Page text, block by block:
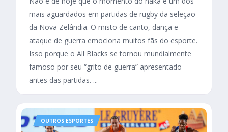
mais aguardados em partidas de rugby da seleção
da Nova Zelândia. O misto de canto, dança e
ataque de guerra emociona muitos fãs do esporte.
Isso porque o All Blacks se tornou mundialmente
famoso por seu “grito de guerra” apresentado
antes das partidas. ...
OUTROS ESPORTES